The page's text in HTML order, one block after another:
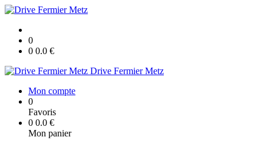
0
0 0.0 €
Drive Fermier Metz
Mon compte
0
Favoris
0 0.0 €
Mon panier